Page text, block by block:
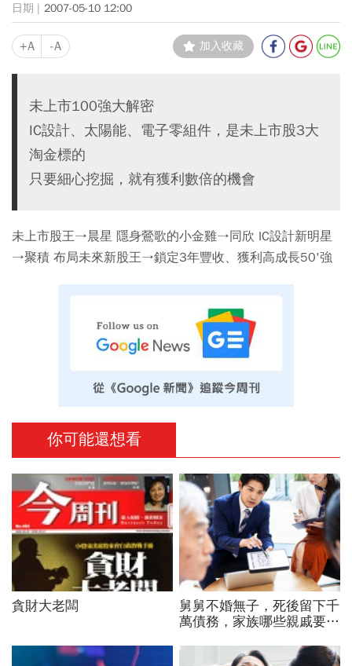
2007-05-10 12:00
+A -A 加入收藏
未上市100強大解密
IC設計、太陽能、電子零組件，是未上市股3大
淘金標的
只要細心挖掘，就有獲利數倍的機會
未上市股王→晨星 隱身鶯歌的小金雞→同欣 IC設計新明星
→聚積 布局未來新股王→鎖定3年豐收、獲利高成長50'強
你可能還想看
貪財大老闆
舅舅不婚無子，死後留下千
萬債務，家族哪些親戚要辦
一代？